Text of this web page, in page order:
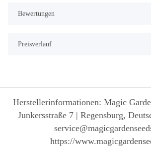
Bewertungen
Preisverlauf
Herstellerinformationen: Magic
Junkersstraße 7 | Regensburg,
https://